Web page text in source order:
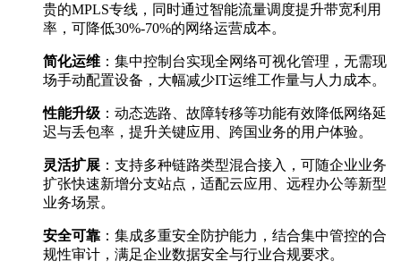
贵的MPLS专线，同时通过智能流量调度提升带宽利用
率，可降低30%-70%的网络运营成本。
简化运维 ：集中控制台实现全网络可视化管理，无需现
场手动配置设备，大幅减少IT运维工作量与人力成本。
性能升级 ：动态选路、故障转移等功能有效降低网络延
迟与丢包率，提升关键应用、跨国业务的用户体验。
灵活扩展 ：支持多种链路类型混合接入，可随企业业务
扩张快速新增分支站点，适配云应用、远程办公等新型
业务场景。
安全可靠 ：集成多重安全防护能力，结合集中管控的合
规性审计，满足企业数据安全与行业合规要求。